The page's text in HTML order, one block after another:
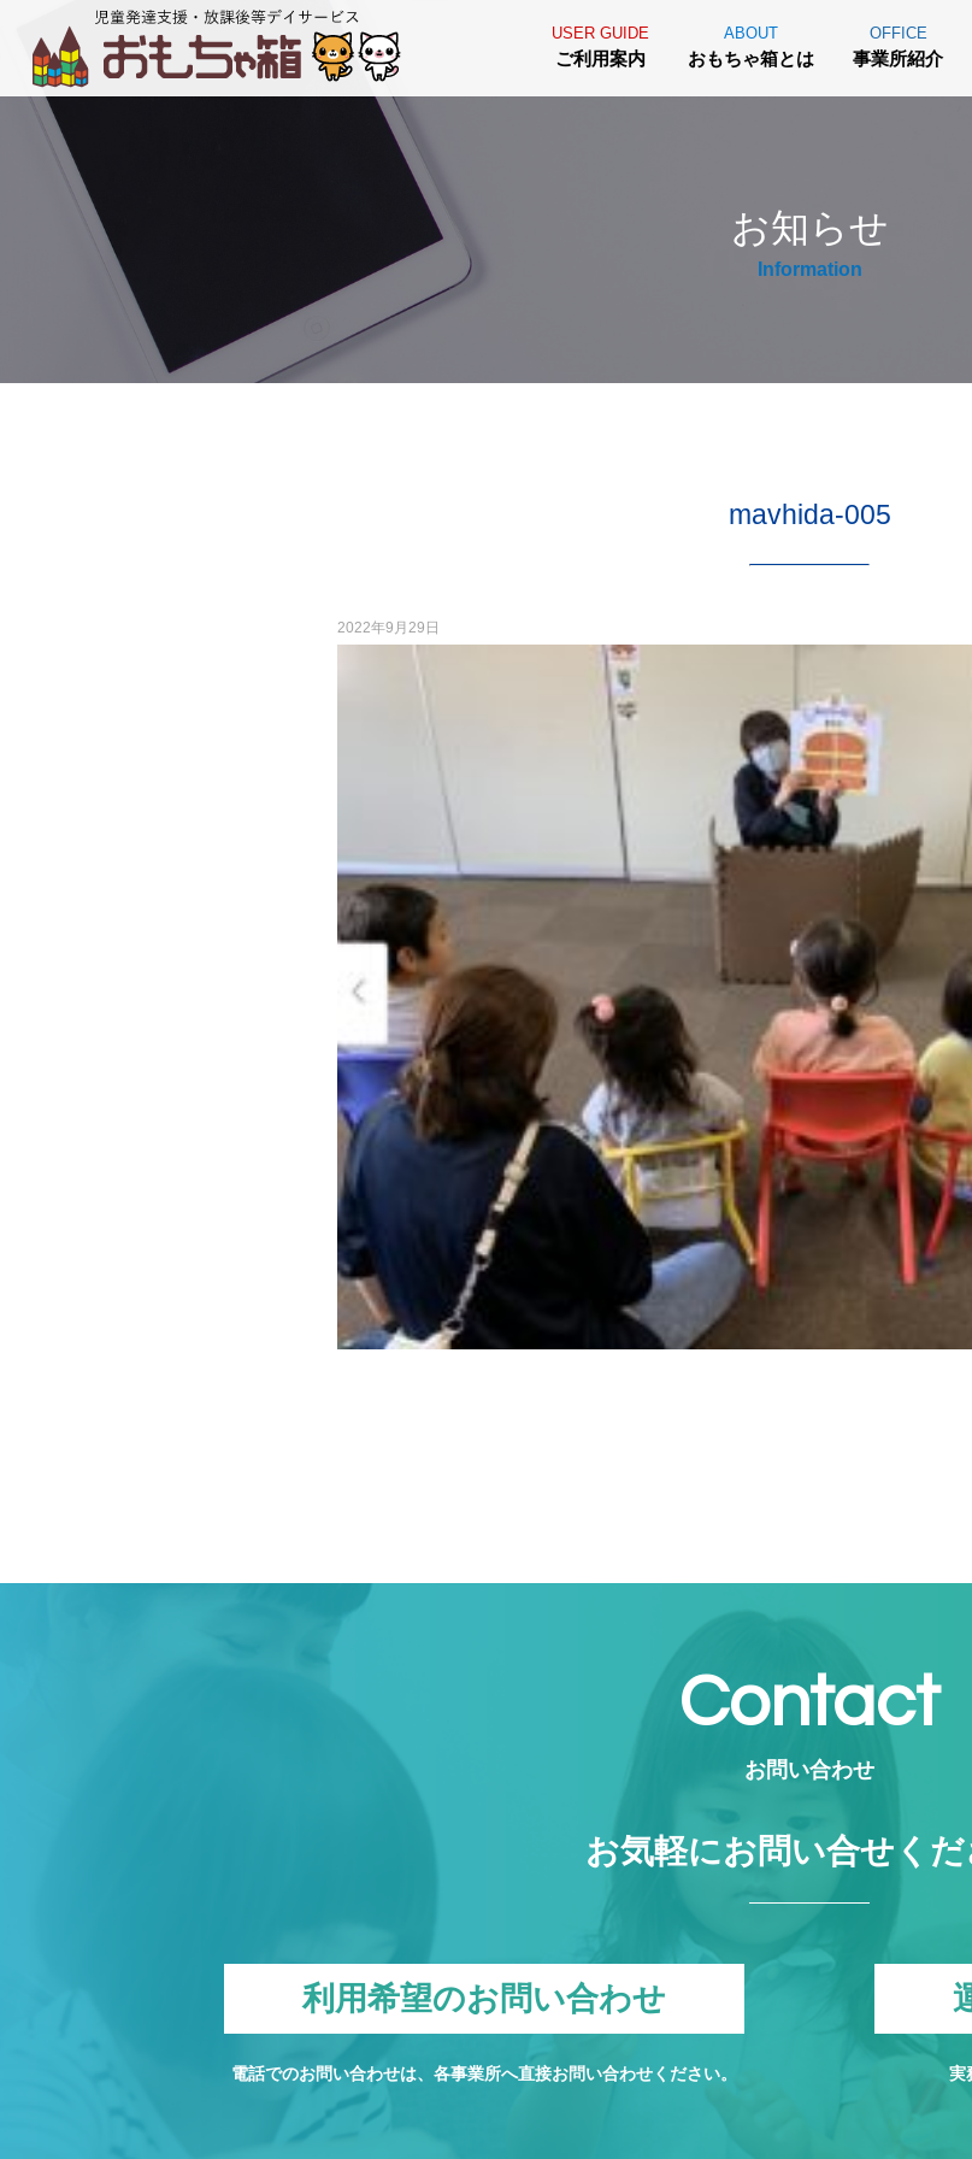
USER GUIDE
ご利用案内
ABOUT
おもちゃ箱とは
OFFICE
事業所紹介
お知らせ
Information
mavhida-005
2022年9月29日
Contact
お問い合わせ
お気軽にお問い合せく
利用希望のお問い合わせ
電話でのお問い合わせは、各事業所へ直接お問い合わせください。 実